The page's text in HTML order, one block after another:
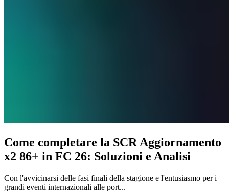
Come completare la SCR Aggiornamento
x2 86+ in FC 26: Soluzioni e Analisi
Con l'avvicinarsi delle fasi finali della stagione e l'entusiasmo per i
grandi eventi internazionali alle port...